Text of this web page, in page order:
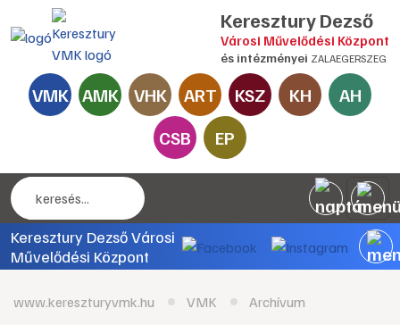
Keresztury Dezső
Városi Művelődési Központ
és intézményei ZALAEGERSZEG
VMK AMK VHK ART KSZ KH
AH
CSB
EP
Keresztury Dezső Városi
Művelődési Központ
www.kereszturyvmk.hu VMK Archívum